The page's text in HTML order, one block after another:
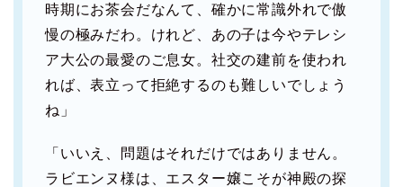
時期にお茶会だなんて、確かに常識外れで傲
慢の極みだわ。けれど、あの子は今やテレシ
ア大公の最愛のご息女。社交の建前を使われ
れば、表立って拒絶するのも難しいでしょう
ね」
「いいえ、問題はそれだけではありません。
ラビエンヌ様は、エスター嬢こそが神殿の探